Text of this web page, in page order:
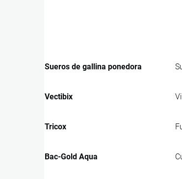
Sueros de gallina ponedora
Vectibix
Tricox
Bac-Gold Aqua